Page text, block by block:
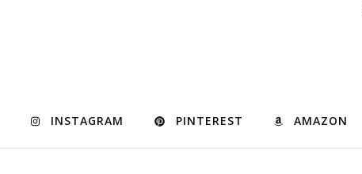
INSTAGRAM PINTEREST AMAZON